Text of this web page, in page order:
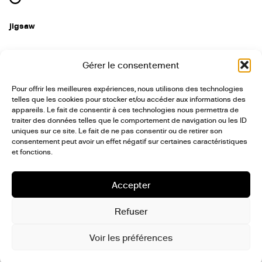
Gérer le consentement
Pour offrir les meilleures expériences, nous utilisons des technologies
telles que les cookies pour stocker et/ou accéder aux informations des
appareils. Le fait de consentir à ces technologies nous permettra de
traiter des données telles que le comportement de navigation ou les ID
uniques sur ce site. Le fait de ne pas consentir ou de retirer son
consentement peut avoir un effet négatif sur certaines caractéristiques
et fonctions.
Accepter
Refuser
Voir les préférences
jigsaw
institut@postculture.org
linkedininstagram threadsfacebook
communiqués
S'ABONNER